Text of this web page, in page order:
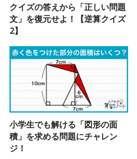
クイズの答えから「正しい問題
文」を復元せよ！【逆算クイズ
2】
小学生でも解ける「図形の面
積」を求める問題にチャレン
ジ！